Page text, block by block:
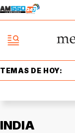
TEMAS DE HOY:
INDIA